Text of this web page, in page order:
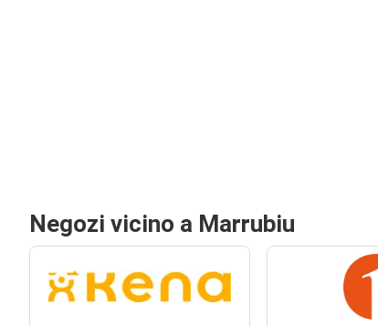
Negozi vicino a Marrubiu